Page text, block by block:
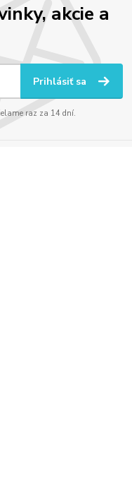
akcie a
Prihlásiť sa
raz za 14 dní.